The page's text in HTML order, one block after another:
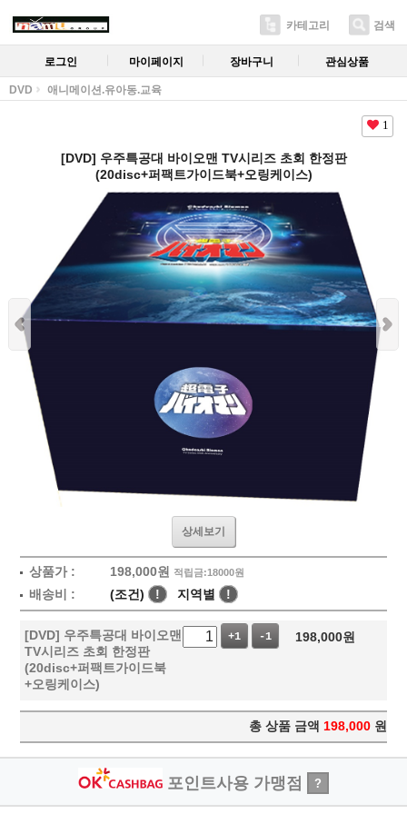
카테고리 검색
로그인 마이페이지 장바구니 관심상품
DVD 애니메이션.유아동.교육
1
[DVD] 우주특공대 바이오맨 TV시리즈 초회 한정판
(20disc+퍼팩트가이드북+오링케이스)
상세보기
상품가 : 198,000원 적립금:18000원
배송비 : (조건) ! 지역별 !
[DVD] 우주특공대 바이오맨
TV시리즈 초회 한정판
(20disc+퍼팩트가이드북
+오링케이스)
+1 -1 198,000원
총 상품 금액 198,000 원
포인트사용 가맹점 ?